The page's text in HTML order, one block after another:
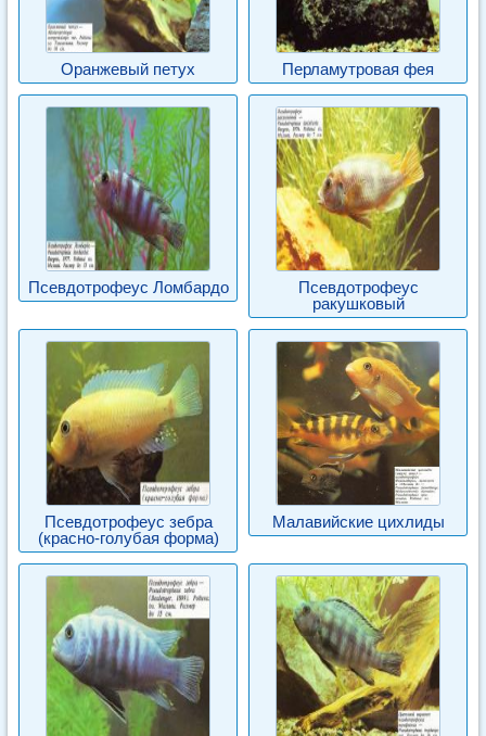
Оранжевый петух Перламутровая фея
Псевдотрофеус Ломбардо
Псевдотрофеус
ракушковый
Псевдотрофеус зебра
(красно-голубая форма)
Малавийские цихлиды